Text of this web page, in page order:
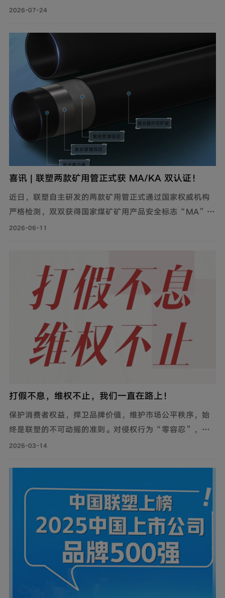
烯（PVDF）管道制造关键技术的研发”通过了中国轻工业
进水平。
2026-07-24
喜讯 | 联塑两款矿用管正式获 MA/KA 双认证！
近日，联塑自主研发的两款矿用管正式通过国家权威机构
严格检测，双双获得国家煤矿矿用产品安全标志“MA”及
“ KA”双证书。双认证加持，产品全面覆盖煤矿与非煤矿
2026-06-11
打假不息，维权不止，我们一直在路上！
保护消费者权益，捍卫品牌价值，维护市场公平秩序，始
终是联塑的不可动摇的准则。对侵权行为“零容忍”，是
对每一位信赖联塑的消费者与合作伙伴最坚实的承诺。
2026-03-14